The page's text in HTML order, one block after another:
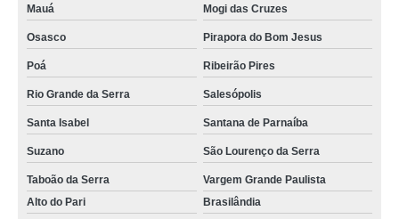
Mauá Mogi das Cruzes
Osasco Pirapora do Bom Jesus
Poá Ribeirão Pires
Rio Grande da Serra Salesópolis
Santa Isabel Santana de Parnaíba
Suzano São Lourenço da Serra
Taboão da Serra
Vargem Grande Paulista
Alto do Pari
Brasilândia